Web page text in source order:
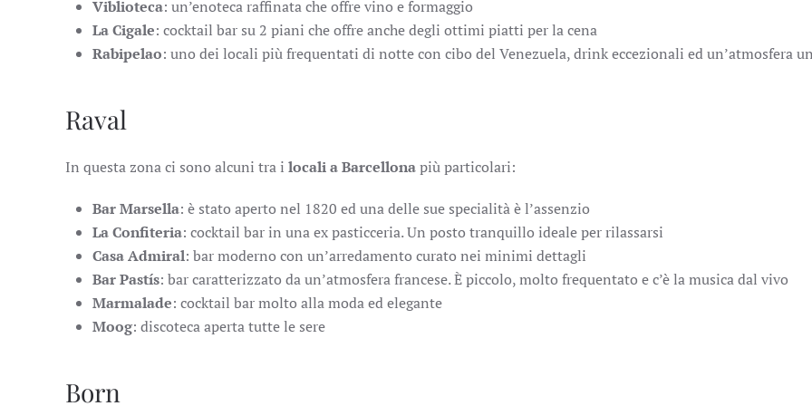
Viblioteca: un’enoteca raffinata che offre vino e formaggio
La Cigale: cocktail bar su 2 piani che offre anche degli ottimi piatti per la cena
Rabipelao: uno dei locali più frequentati di notte con cibo del Venezuela, drink eccezionali ed un’atmosfera
Raval
In questa zona ci sono alcuni tra i locali a Barcellonapiù particolari:
Bar Marsella: è stato aperto nel 1820 ed una delle sue specialità è l’assenzio
La Confiteria: cocktail bar in una ex pasticceria. Un posto tranquillo ideale per rilassarsi
Casa Admiral: bar moderno con un’arredamento curato nei minimi dettagli
Bar Pastís: bar caratterizzato da un’atmosfera francese. È piccolo, molto frequentato e c’è la musica dal vivo
Marmalade: cocktail bar molto alla moda ed elegante
Moog: discoteca aperta tutte le sere
Born